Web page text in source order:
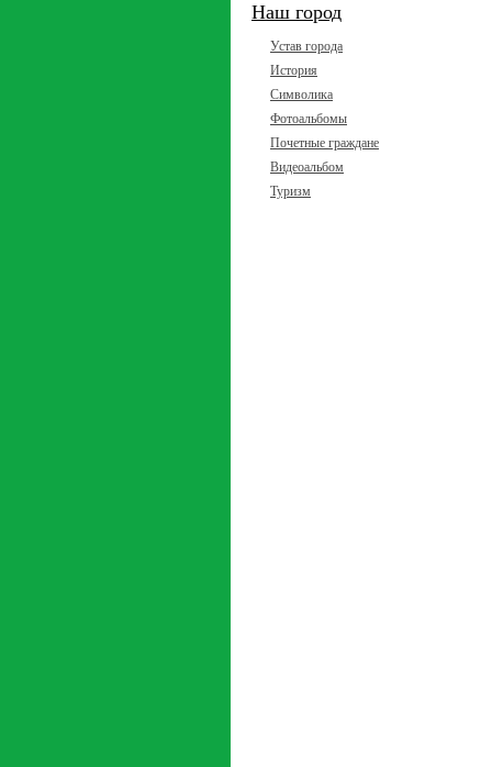
Наш город
Устав города
История
Символика
Фотоальбомы
Почетные граждане
Видеоальбом
Туризм